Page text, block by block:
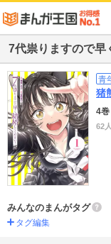
7代祟りますので早
青
猪
4巻
62人
みんなのまんがタグ
タグ編集